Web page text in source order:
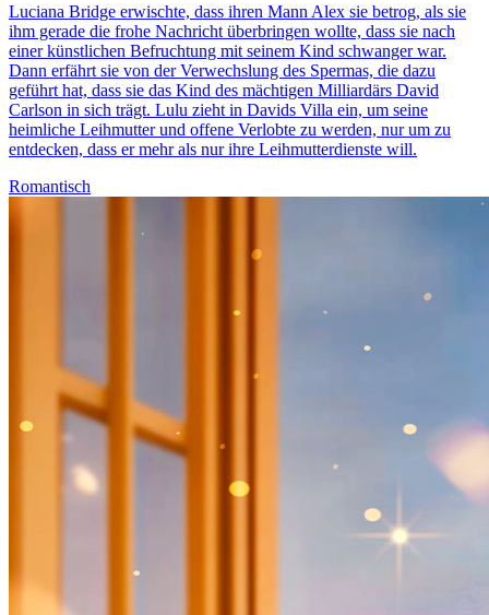
Luciana Bridge erwischte, dass ihren Mann Alex sie betrog, als sie
ihm gerade die frohe Nachricht überbringen wollte, dass sie nach
einer künstlichen Befruchtung mit seinem Kind schwanger war.
Dann erfährt sie von der Verwechslung des Spermas, die dazu
geführt hat, dass sie das Kind des mächtigen Milliardärs David
Carlson in sich trägt. Lulu zieht in Davids Villa ein, um seine
heimliche Leihmutter und offene Verlobte zu werden, nur um zu
entdecken, dass er mehr als nur ihre Leihmutterdienste will.
Romantisch